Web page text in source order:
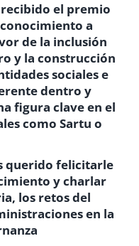
el premio
a
de la inclusión
y la construcción
sociales e
dentro y
figura clave en el
como Sartu o
querido felicitarle
y charlar
los retos del
en la